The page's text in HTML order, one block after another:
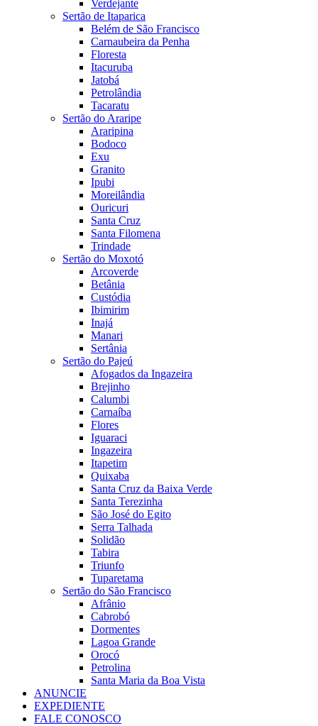
Verdejante
Sertão de Itaparica
Belém de São Francisco
Carnaubeira da Penha
Floresta
Itacuruba
Jatobá
Petrolândia
Tacaratu
Sertão do Araripe
Araripina
Bodoco
Exu
Granito
Ipubi
Moreilândia
Ouricuri
Santa Cruz
Santa Filomena
Trindade
Sertão do Moxotó
Arcoverde
Betânia
Custódia
Ibimirim
Inajá
Manari
Sertânia
Sertão do Pajeú
Afogados da Ingazeira
Brejinho
Calumbi
Carnaíba
Flores
Iguaraci
Ingazeira
Itapetim
Quixaba
Santa Cruz da Baixa Verde
Santa Terezinha
São José do Egito
Serra Talhada
Solidão
Tabira
Triunfo
Tuparetama
Sertão do São Francisco
Afrânio
Cabrobó
Dormentes
Lagoa Grande
Orocó
Petrolina
Santa Maria da Boa Vista
ANUNCIE
EXPEDIENTE
FALE CONOSCO